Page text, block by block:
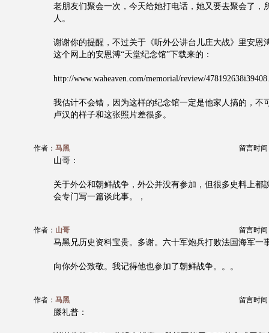
老朋友们聚会一次，今天给她打电话，她又要去聚会了，
人。
谢谢你的提醒，不过关于《听外公讲台儿庄大战》里安恩
这个网上的安恩溥“天堂纪念馆”下载来的：
http://www.waheaven.com/memorial/review/
我估计不会错，因为这样的纪念馆一定是他家人搞的，不
卢汉的样子和这张照片差很多。
作者： 马黑 留言时间
山哥：
关于外公和朝鲜战争，外公并没有参加，但很多史料上都
会专门写一篇谈此事。，
作者： 山哥 留言时间
马黑兄历史资料宝贵。多谢。六十军炮兵打败法国海军一
向你外公致敬。我记得他也参加了朝鲜战争。。。
作者： 马黑 留言时间
滕礼普：